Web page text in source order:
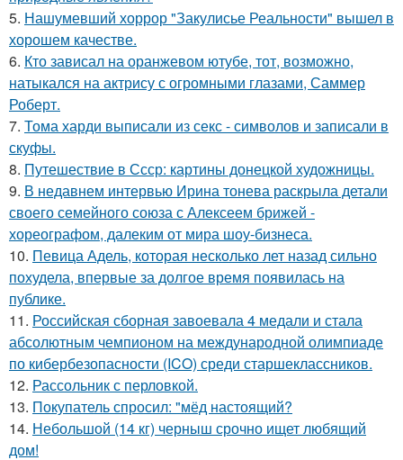
5. Нашумевший хоррор "Закулисье Реальности" вышел в
хорошем качестве.
6. Кто зависал на оранжевом ютубе, тот, возможно,
натыкался на актрису с огромными глазами, Саммер
Роберт.
7. Тома харди выписали из секс - символов и записали в
скуфы.
8. Путешествие в Ссср: картины донецкой художницы.
9. В недавнем интервью Ирина тонева раскрыла детали
своего семейного союза с Алексеем брижей -
хореографом, далеким от мира шоу-бизнеса.
10. Певица Адель, которая несколько лет назад сильно
похудела, впервые за долгое время появилась на
публике.
11. Российская сборная завоевала 4 медали и стала
абсолютным чемпионом на международной олимпиаде
по кибербезопасности (ICO) среди старшеклассников.
12. Рассольник с перловкой.
13. Покупатель спросил: "мёд настоящий?
14. Небольшой (14 кг) черныш срочно ищет любящий
дом!